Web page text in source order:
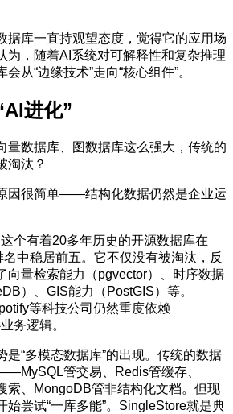
据库一直持观望态度，觉得它的应用场
为，随着AI系统对可解释性和复杂推理
从“边缘技术”走向“核心组件”。
进化”
量数据库、图数据库这么强大，传统的
淘汰？
因很简单——结构化数据仍然是企业运
个有着20多年历史的开源数据库在
中稳居前五。它不仅没有被淘汰，反
向量检索能力（pgvector）、时序数据
）、GIS能力（PostGIS）等。
等科技公司仍然重度依赖
务逻辑。
是“多模态数据库”的出现。传统的数据
管交易、Redis管缓存、
索、MongoDB管非结构化文档。但现
始尝试“一库多能”。SingleStore就是典